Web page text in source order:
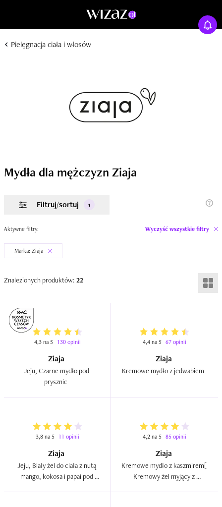
Pielęgnacja ciała i włosów
Mydła dla mężczyzn Ziaja
Filtruj/sortuj 1
Aktywne filtry: Wyczyść wszystkie filtry
Marka: Ziaja
Znalezionych produktów: 22
4,3 na 5 130 opinii
Ziaja
Jeju, Czarne mydło pod
4,4 na 5 67 opinii
Ziaja
3,8 na 5 11 opinii
Ziaja
Jeju, Biały żel do ciała z nutą
mango, kokosa i papai pod
4,2 na 5 85 opinii
Ziaja
Kremowe mydło z kaszmirem[
Kremowy żel myjący z